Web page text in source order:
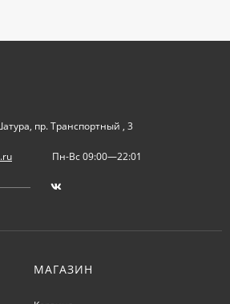
пр. Транспортный , 3
Пн-Вс 09:00—22:01
МАГАЗИН